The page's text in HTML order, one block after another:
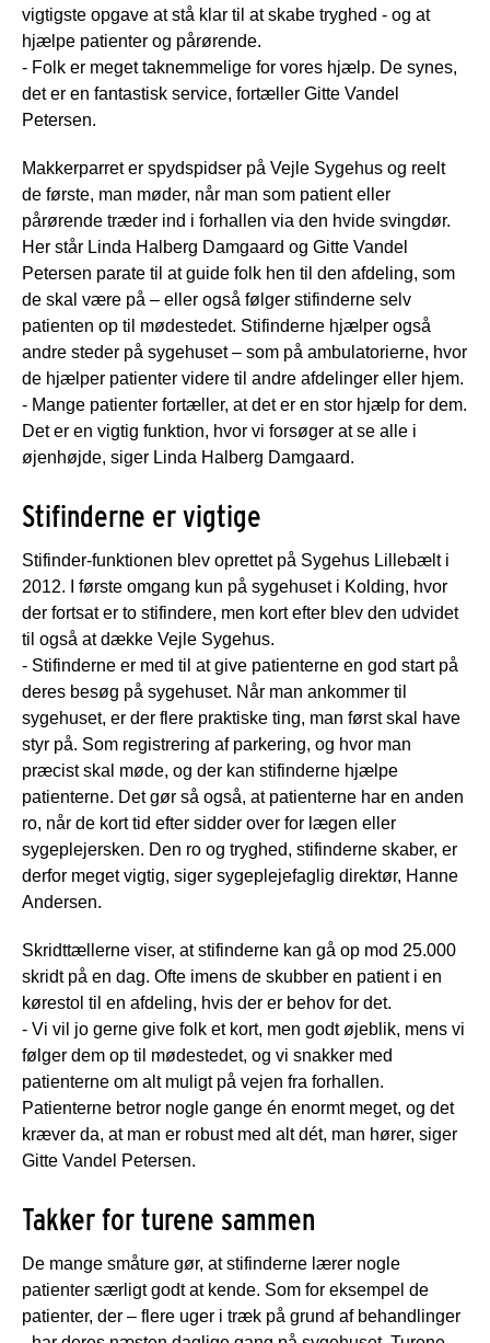
vigtigste opgave at stå klar til at skabe tryghed - og at
hjælpe patienter og pårørende.
- Folk er meget taknemmelige for vores hjælp. De synes,
det er en fantastisk service, fortæller Gitte Vandel
Petersen.
Makkerparret er spydspidser på Vejle Sygehus og reelt
de første, man møder, når man som patient eller
pårørende træder ind i forhallen via den hvide svingdør.
Her står Linda Halberg Damgaard og Gitte Vandel
Petersen parate til at guide folk hen til den afdeling, som
de skal være på – eller også følger stifinderne selv
patienten op til mødestedet. Stifinderne hjælper også
andre steder på sygehuset – som på ambulatorierne, hvor
de hjælper patienter videre til andre afdelinger eller hjem.
- Mange patienter fortæller, at det er en stor hjælp for dem.
Det er en vigtig funktion, hvor vi forsøger at se alle i
øjenhøjde, siger Linda Halberg Damgaard.
Stifinderne er vigtige
Stifinder-funktionen blev oprettet på Sygehus Lillebælt i
2012. I første omgang kun på sygehuset i Kolding, hvor
der fortsat er to stifindere, men kort efter blev den udvidet
til også at dække Vejle Sygehus.
- Stifinderne er med til at give patienterne en god start på
deres besøg på sygehuset. Når man ankommer til
sygehuset, er der flere praktiske ting, man først skal have
styr på. Som registrering af parkering, og hvor man
præcist skal møde, og der kan stifinderne hjælpe
patienterne. Det gør så også, at patienterne har en anden
ro, når de kort tid efter sidder over for lægen eller
sygeplejersken. Den ro og tryghed, stifinderne skaber, er
derfor meget vigtig, siger sygeplejefaglig direktør, Hanne
Andersen.
Skridttællerne viser, at stifinderne kan gå op mod 25.000
skridt på en dag. Ofte imens de skubber en patient i en
kørestol til en afdeling, hvis der er behov for det.
- Vi vil jo gerne give folk et kort, men godt øjeblik, mens vi
følger dem op til mødestedet, og vi snakker med
patienterne om alt muligt på vejen fra forhallen.
Patienterne betror nogle gange én enormt meget, og det
kræver da, at man er robust med alt dét, man hører, siger
Gitte Vandel Petersen.
Takker for turene sammen
De mange småture gør, at stifinderne lærer nogle
patienter særligt godt at kende. Som for eksempel de
patienter, der – flere uger i træk på grund af behandlinger